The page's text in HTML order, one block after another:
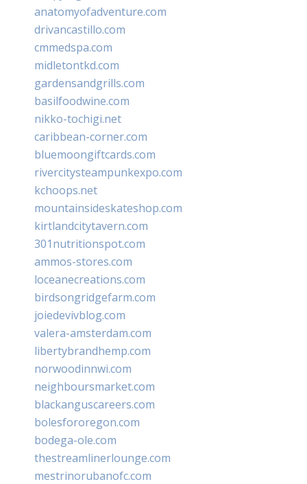
anatomyofadventure.com
drivancastillo.com
cmmedspa.com
midletontkd.com
gardensandgrills.com
basilfoodwine.com
nikko-tochigi.net
caribbean-corner.com
bluemoongiftcards.com
rivercitysteampunkexpo.com
kchoops.net
mountainsideskateshop.com
kirtlandcitytavern.com
301nutritionspot.com
ammos-stores.com
loceanecreations.com
birdsongridgefarm.com
joiedevivblog.com
valera-amsterdam.com
libertybrandhemp.com
norwoodinnwi.com
neighboursmarket.com
blackanguscareers.com
bolesfororegon.com
bodega-ole.com
thestreamlinerlounge.com
mestrinorubanofc.com